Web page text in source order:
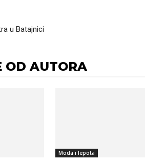
u Batajnici
OD AUTORA
Moda i lepota